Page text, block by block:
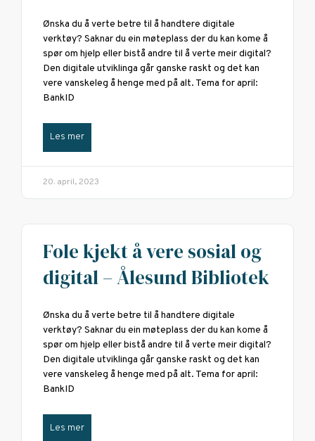
Ønska du å verte betre til å handtere digitale
verktøy? Saknar du ein møteplass der du kan kome å
spør om hjelp eller bistå andre til å verte meir digital?
Den digitale utviklinga går ganske raskt og det kan
vere vanskeleg å henge med på alt. Tema for april:
BankID
Les mer
20. april, 2023
Fole kjekt å vere sosial og
digital – Ålesund Bibliotek
Ønska du å verte betre til å handtere digitale
verktøy? Saknar du ein møteplass der du kan kome å
spør om hjelp eller bistå andre til å verte meir digital?
Den digitale utviklinga går ganske raskt og det kan
vere vanskeleg å henge med på alt. Tema for april:
BankID
Les mer